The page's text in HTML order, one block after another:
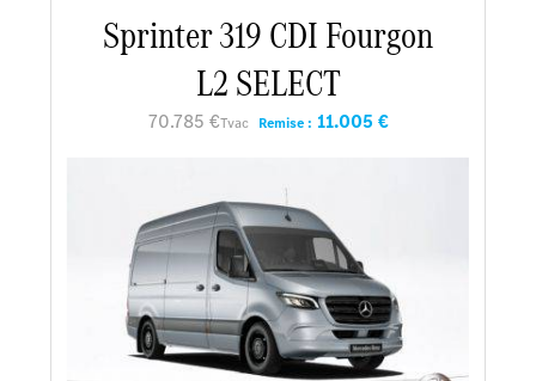
En savoir plus
Faire un essai
Sprinter 319 CDI Fourgon
L2 SELECT
70.785 €Tvac Remise : 11.005 €